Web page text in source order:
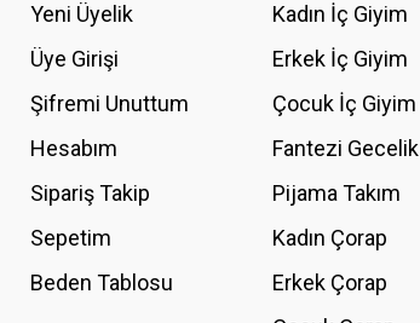
Yeni Üyelik
Üye Girişi
Şifremi Unuttum
Hesabım
Sipariş Takip
Sepetim
Beden Tablosu
Kadın İç Giyim
Erkek İç Giyim
Çocuk İç Giyim
Fantezi Gecelik
Pijama Takım
Kadın Çorap
Erkek Çorap